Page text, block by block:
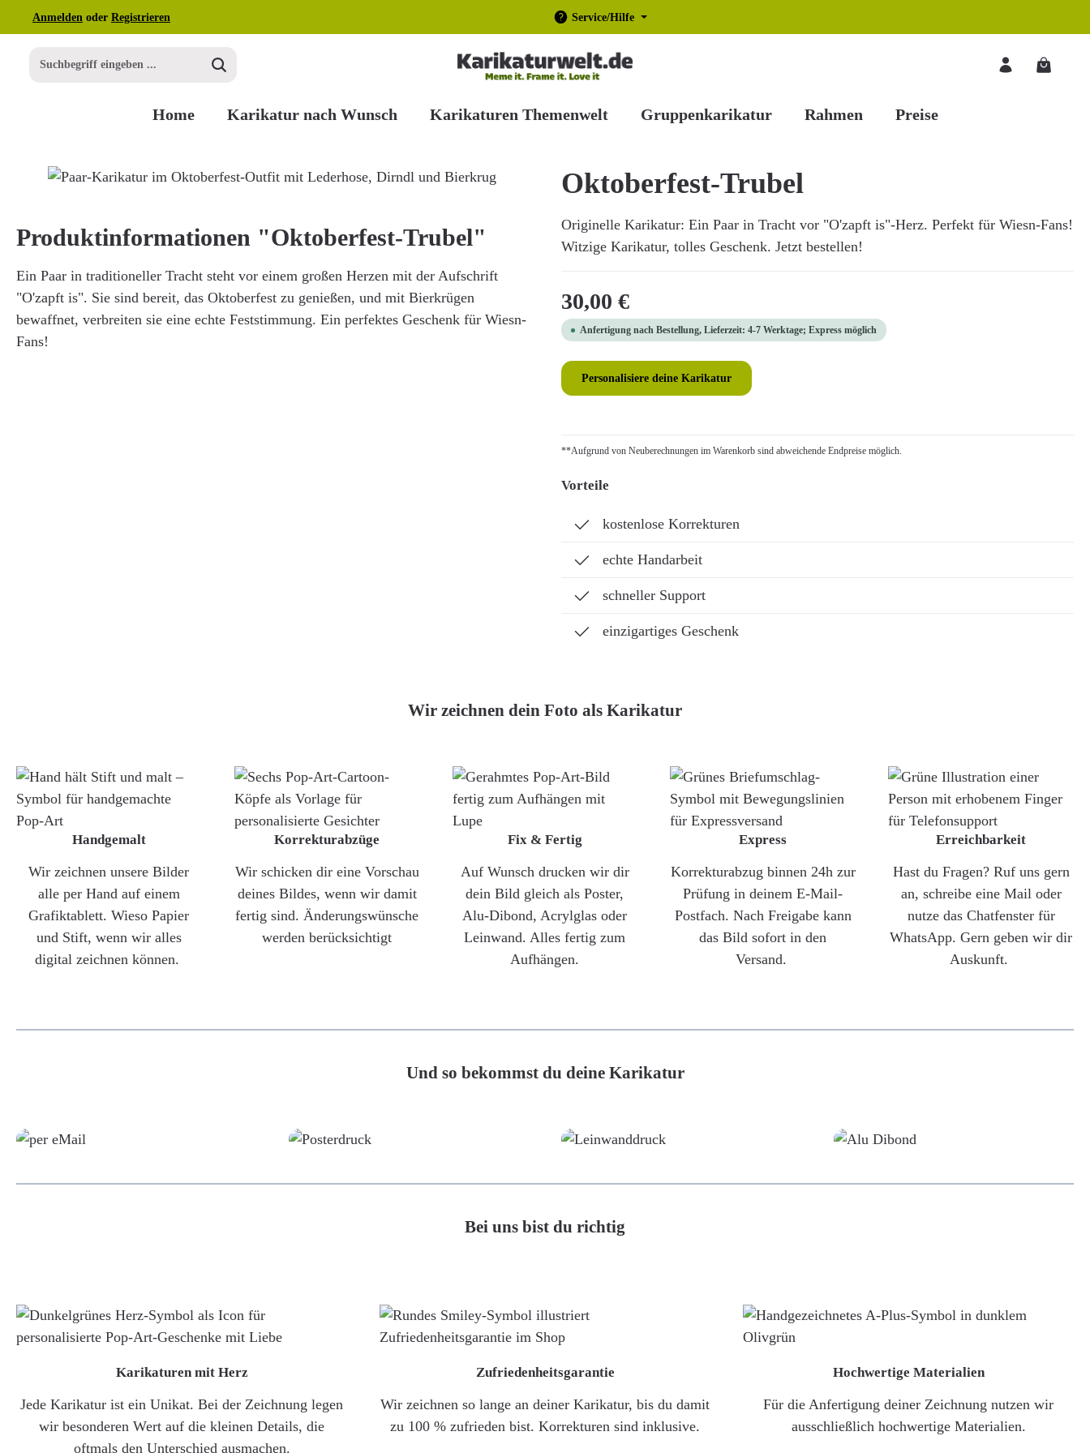
Hauptinhalt springen
Zur Suche springen
Zur Hauptnavigation springen
Anmelden oder Registrieren Service/Hilfe
Home Karikatur nach Wunsch Karikaturen Themenwelt Gruppenkarikatur Rahmen Preise
Bildergalerie überspringen Oktoberfest-Trubel
Originelle Karikatur: Ein Paar in Tracht vor "O'zapft is"-Herz. Perfekt für Wiesn-Fans!
Witzige Karikatur, tolles Geschenk. Jetzt bestellen!
Regulärer Preis:
30,00 €
Anfertigung nach Bestellung, Lieferzeit: 4-7 Werktage; Express möglich
Personalisiere deine Karikatur
**Aufgrund von Neuberechnungen im Warenkorb sind abweichende Endpreise möglich.
Vorteile
kostenlose Korrekturen
echte Handarbeit
schneller Support
einzigartiges Geschenk
Produktinformationen "Oktoberfest-Trubel"
Ein Paar in traditioneller Tracht steht vor einem großen Herzen mit der Aufschrift
"O'zapft is". Sie sind bereit, das Oktoberfest zu genießen, und mit Bierkrügen
bewaffnet, verbreiten sie eine echte Feststimmung. Ein perfektes Geschenk für Wiesn-
Fans!
Wir zeichnen dein Foto als Karikatur
Handgemalt
Wir zeichnen unsere Bilder
alle per Hand auf einem
Grafiktablett. Wieso Papier
und Stift, wenn wir alles
digital zeichnen können.
Korrekturabzüge
Wir schicken dir eine Vorschau
deines Bildes, wenn wir damit
fertig sind. Änderungswünsche
werden berücksichtigt
Fix & Fertig
Auf Wunsch drucken wir dir
dein Bild gleich als Poster,
Alu-Dibond, Acrylglas oder
Leinwand. Alles fertig zum
Aufhängen.
Express
Korrekturabzug binnen 24h zur
Prüfung in deinem E-Mail-
Postfach. Nach Freigabe kann
das Bild sofort in den
Versand.
Erreichbarkeit
Hast du Fragen? Ruf uns gern
an, schreibe eine Mail oder
nutze das Chatfenster für
WhatsApp. Gern geben wir dir
Auskunft.
Und so bekommst du deine Karikatur
Bei uns bist du richtig
Karikaturen mit Herz
Jede Karikatur ist ein Unikat. Bei der Zeichnung legen
wir besonderen Wert auf die kleinen Details, die
oftmals den Unterschied ausmachen.
Zufriedenheitsgarantie
Wir zeichnen so lange an deiner Karikatur, bis du damit
zu 100 % zufrieden bist. Korrekturen sind inklusive.
Hochwertige Materialien
Für die Anfertigung deiner Zeichnung nutzen wir
ausschließlich hochwertige Materialien.